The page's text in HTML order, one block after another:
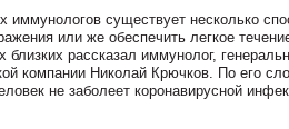
иммунологов существует несколько
или же обеспечить легкое
близких рассказал иммунолог,
компании Николай Крючков. По его
не заболеет коронавирусной